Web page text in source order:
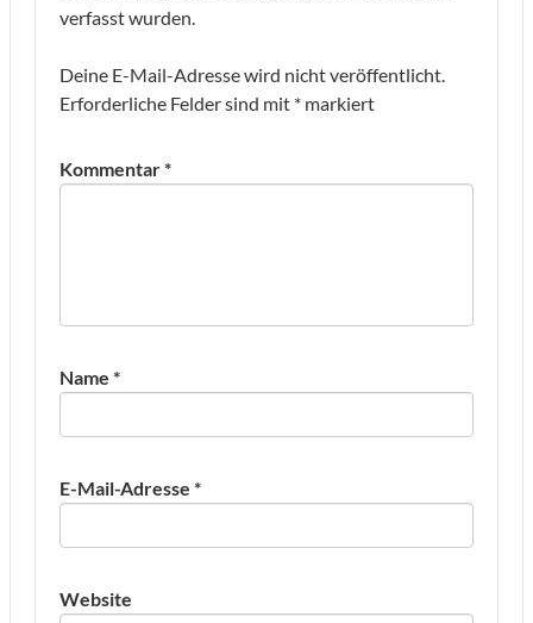
verfasst wurden.
Deine E-Mail-Adresse wird nicht veröffentlicht.
Erforderliche Felder sind mit * markiert
Kommentar*
Name *
E-Mail-Adresse *
Website